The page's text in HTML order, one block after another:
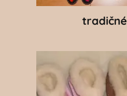
tradičné